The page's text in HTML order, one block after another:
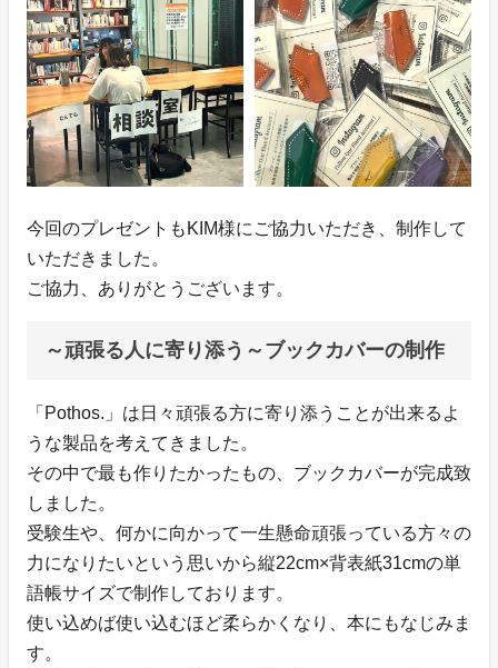
今回のプレゼントもKIM様にご協力いただき、制作して
いただきました。
ご協力、ありがとうございます。
～頑張る人に寄り添う～ブックカバーの制作
「Pothos.」は日々頑張る方に寄り添うことが出来るよ
うな製品を考えてきました。
その中で最も作りたかったもの、ブックカバーが完成致
しました。
受験生や、何かに向かって一生懸命頑張っている方々の
力になりたいという思いから縦22cm×背表紙31cmの単
語帳サイズで制作しております。
使い込めば使い込むほど柔らかくなり、本にもなじみま
す。